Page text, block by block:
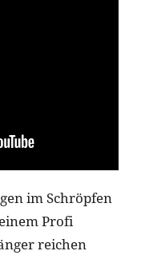
im Schröpfen
Profi
reichen